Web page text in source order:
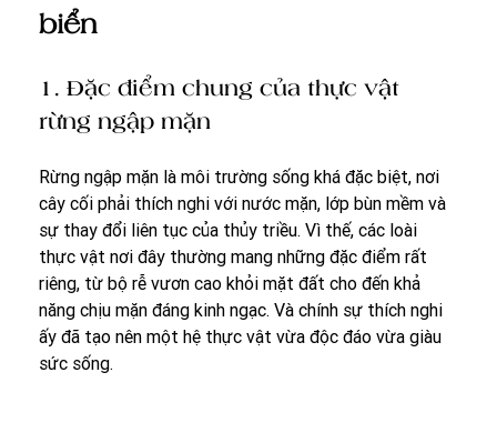
biển
1. Đặc điểm chung của thực vật
rừng ngập mặn
Rừng ngập mặn là môi trường sống khá đặc biệt, nơi
cây cối phải thích nghi với nước mặn, lớp bùn mềm và
sự thay đổi liên tục của thủy triều. Vì thế, các loài
thực vật nơi đây thường mang những đặc điểm rất
riêng, từ bộ rễ vươn cao khỏi mặt đất cho đến khả
năng chịu mặn đáng kinh ngạc. Và chính sự thích nghi
ấy đã tạo nên một hệ thực vật vừa độc đáo vừa giàu
sức sống.